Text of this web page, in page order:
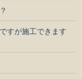
すが施工できます